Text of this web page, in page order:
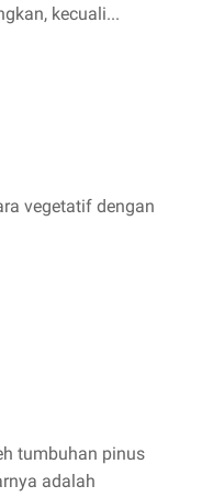
kecuali...
vegetatif dengan
tumbuhan pinus
adalah